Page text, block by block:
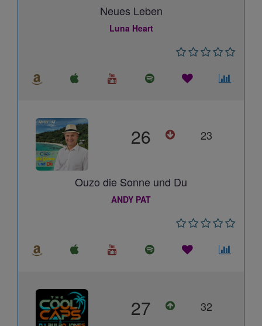
Neues Leben
Luna Heart
26 23
Ouzo die Sonne und Du
ANDY PAT
27 32